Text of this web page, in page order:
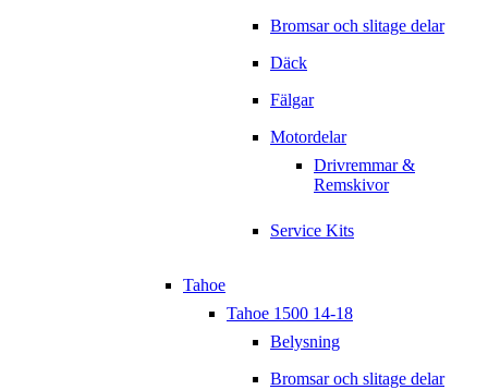
Bromsar och slitage delar
Däck
Fälgar
Motordelar
Drivremmar &
Remskivor
Service Kits
Tahoe
Tahoe 1500 14-18
Belysning
Bromsar och slitage delar